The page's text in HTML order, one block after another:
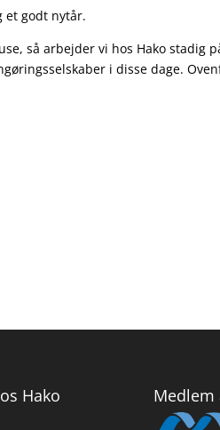
et godt nytår.
så arbejder vi hos Hako stadig
i disse dage.
Hako Medlem